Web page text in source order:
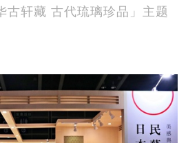
古轩藏 古代琉璃珍品」主题